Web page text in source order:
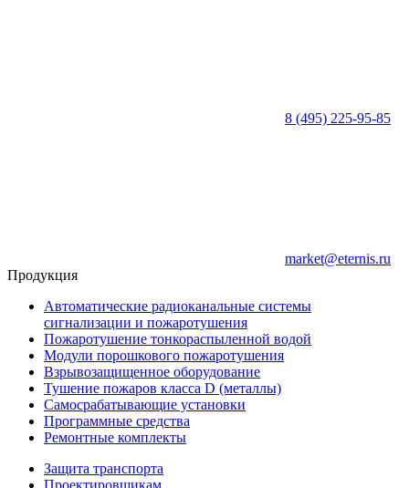
8 (495) 225-95-85
market@eternis.ru
Продукция
Автоматические радиоканальные системы
сигнализации и пожаротушения
Пожаротушение тонкораспыленной водой
Модули порошкового пожаротушения
Взрывозащищенное оборудование
Тушение пожаров класса D (металлы)
Самосрабатывающие установки
Программные средства
Ремонтные комплекты
Защита транспорта
Проектировщикам